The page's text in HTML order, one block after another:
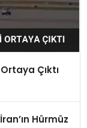
Çıktı
Hürmüz